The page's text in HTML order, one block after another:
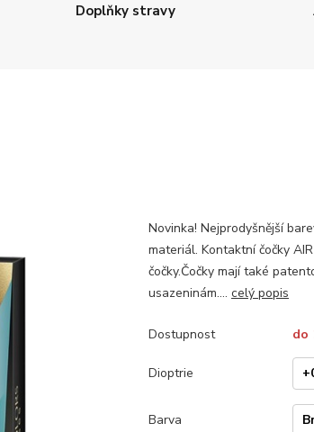
Doplňky stravy
Novinka! Nejprodyšnější
materiál. Kontaktní čočky
čočky.Čočky mají také
usazeninám.... celý popis
Dostupnost do
Dioptrie
Barva